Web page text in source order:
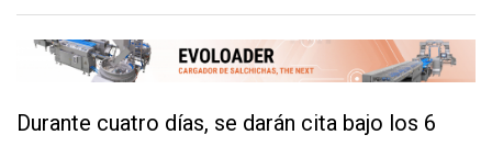
CONDICIONES
POLÍTICAS
MAPA
Durante cuatro días, se darán cita bajo los 6